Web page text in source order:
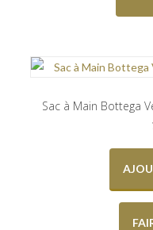
Sac à Main Bottega